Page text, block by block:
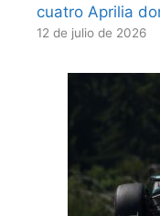
cuatro Aprilia
12 de julio de 2026